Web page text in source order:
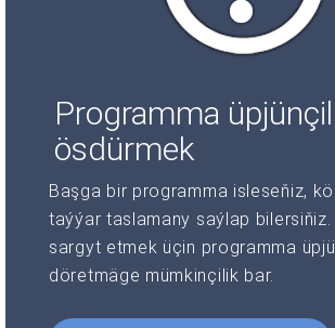
Programma
ösdürmek
Başga bir programma isleseňiz,
taýýar taslamany saýlap bilersiňiz.
sargyt etmek üçin programma
döretmäge mümkinçilik bar.